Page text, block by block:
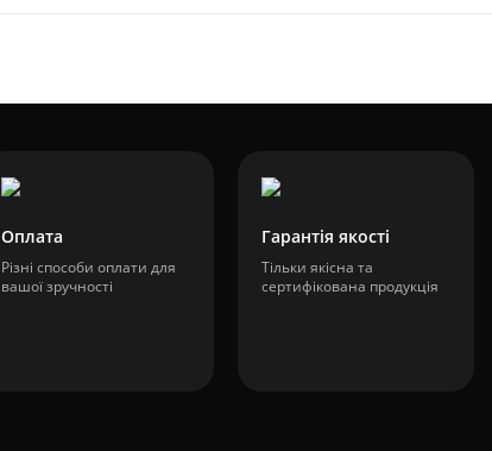
Оплата
Різні способи оплати для
вашої зручності
Гарантія якості
Тільки якісна та
сертифікована продукція